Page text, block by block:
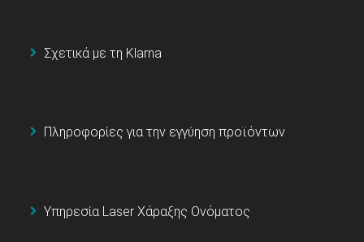
Σχετικά με τη Klarna
Πληροφορίες για την εγγύηση προϊόντων
Υπηρεσία Laser Χάραξης Ονόματος